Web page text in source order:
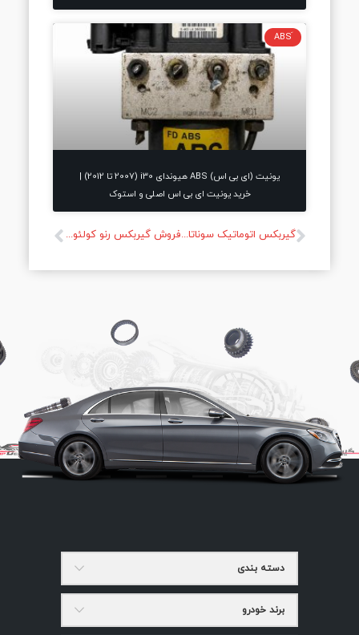
َABS
یونیت (ای بی اس) ABS هیوندای i30 (2007 تا 2012) |
خرید یونیت ای بی اس اصلی و استوک
گیربکس اتوماتیک سوناتا هیبرید استوک فروش گیربکس سوناتا هیبرید فروش گیربکس رنو کولئوس استوک و نو همراه با گارانتی
دسته بندی
برند خودرو